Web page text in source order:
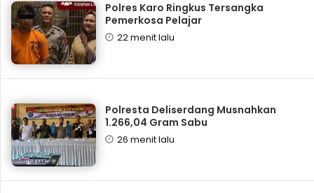
Polres Karo Ringkus Tersangka
Pemerkosa Pelajar
22 menit lalu
Polresta Deliserdang Musnahkan
1.266,04 Gram Sabu
26 menit lalu